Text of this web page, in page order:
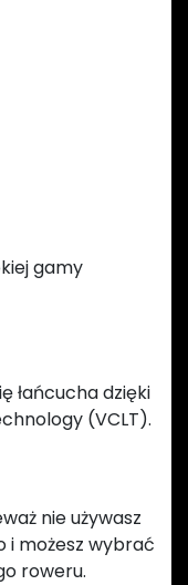
gamy
łańcucha dzięki
(VCLT).
nie używasz
i możesz wybrać
roweru.